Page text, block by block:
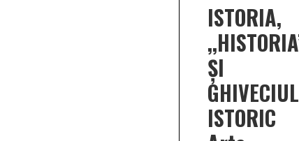
ISTORIA,
ȘI
GHIVECIUL
ISTORIC